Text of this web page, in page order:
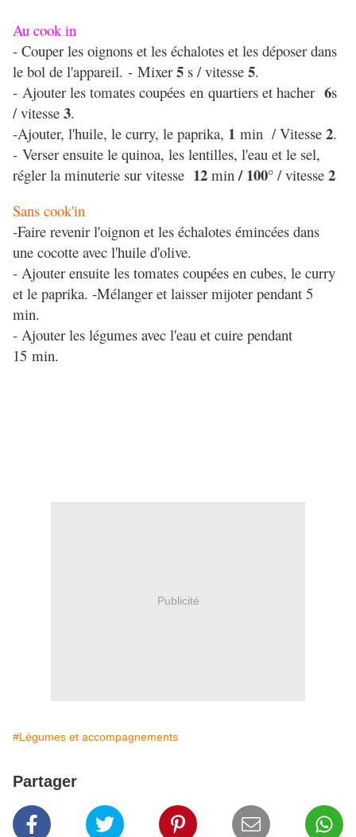
Au cook in
- Couper les oignons et les échalotes et les déposer dans
le bol de l'appareil. - Mixer 5 s / vitesse 5.
- Ajouter les tomates coupées en quartiers et hacher 6s
/ vitesse 3.
-Ajouter, l'huile, le curry, le paprika, 1 min / Vitesse 2.
- Verser ensuite le quinoa, les lentilles, l'eau et le sel,
régler la minuterie sur vitesse 12 min/ 100° / vitesse 2
Sans cook'in
-Faire revenir l'oignon et les échalotes émincées dans
une cocotte avec l'huile d'olive.
- Ajouter ensuite les tomates coupées en cubes, le curry
et le paprika. -Mélanger et laisser mijoter pendant 5
min.
- Ajouter les légumes avec l'eau et cuire pendant
15 min.
Publicité
#Légumes et accompagnements
Partager